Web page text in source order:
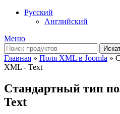
Русский
Английский
Меню
Главная » Поля XML в Joomla »
XML - Text
Стандартный тип
Text